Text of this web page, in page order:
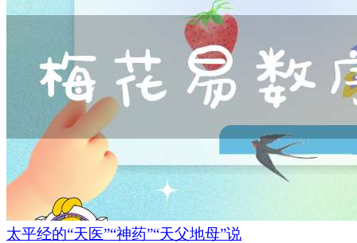
太平经的“天医”“神药”“天父地母”说